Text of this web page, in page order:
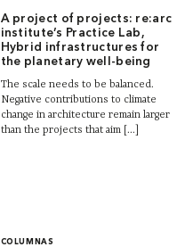
A project of projects: re:arc
institute’s Practice Lab,
Hybrid infrastructures for
the planetary well-being
The scale needs to be balanced.
Negative contributions to climate
change in architecture remain larger
than the projects that aim [...]
COLUMNAS